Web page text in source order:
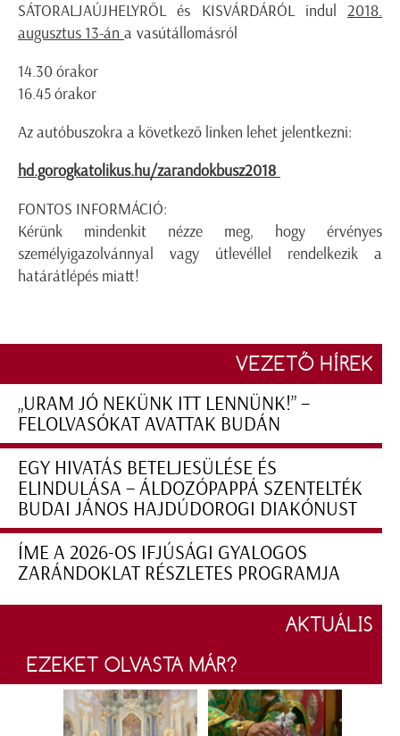
SÁTORALJAÚJHELYRŐL és KISVÁRDÁRÓL indul 2018.
augusztus 13-án a vasútállomásról
14.30 órakor
16.45 órakor
Az autóbuszokra a következő linken lehet jelentkezni:
hd.gorogkatolikus.hu/zarandokbusz2018
FONTOS INFORMÁCIÓ:
Kérünk mindenkit nézze meg, hogy érvényes
személyigazolvánnyal vagy útlevéllel rendelkezik a
határátlépés miatt!
VEZETŐ HÍREK
„URAM JÓ NEKÜNK ITT LENNÜNK!” –
FELOLVASÓKAT AVATTAK BUDÁN
EGY HIVATÁS BETELJESÜLÉSE ÉS
ELINDULÁSA – ÁLDOZÓPAPPÁ SZENTELTÉK
BUDAI JÁNOS HAJDÚDOROGI DIAKÓNUST
ÍME A 2026-OS IFJÚSÁGI GYALOGOS
ZARÁNDOKLAT RÉSZLETES PROGRAMJA
AKTUÁLIS
EZEKET OLVASTA MÁR?